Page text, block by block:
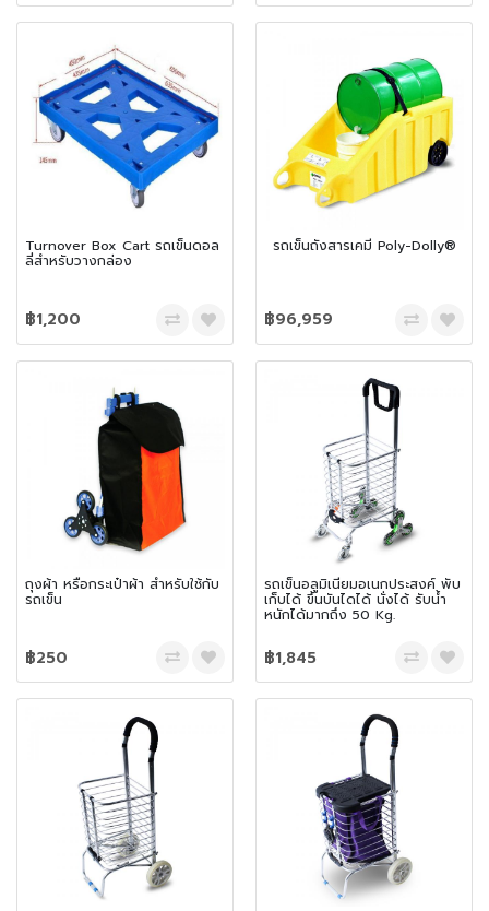
Turnover Box Cart รถเข็นดอล
ลี่สำหรับวางกล่อง
฿1,200
รถเข็นถังสารเคมี Poly-Dolly®
฿96,959
ถุงผ้า หรือกระเป๋าผ้า สำหรับใช้กับ
รถเข็น
฿250
รถเข็นอลูมิเนียมอเนกประสงค์ พับ
เก็บได้ ขึ้นบันไดได้ นั่งได้ รับน้ำ
หนักได้มากถึง 50 Kg.
฿1,845